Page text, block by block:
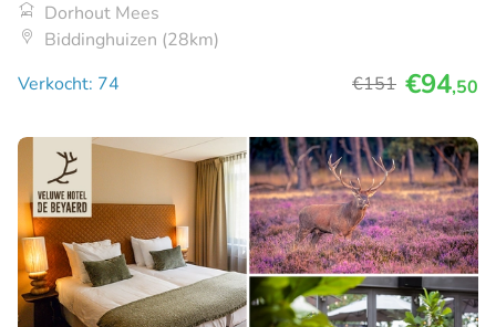
Dorhout Mees
Biddinghuizen (28km)
Verkocht: 74
€151 €94,50